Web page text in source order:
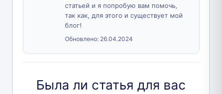
статьей и я попробую вам помочь,
так как, для этого и существует мой
блог!
Обновлено: 26.04.2024
Была ли статья для вас